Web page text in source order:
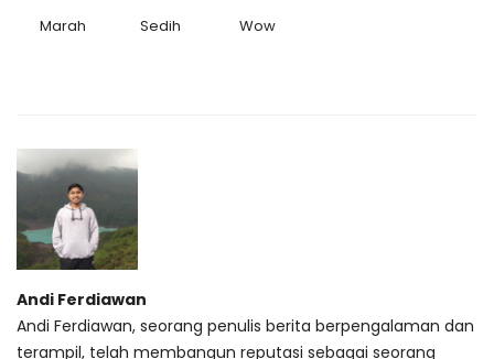
Marah Sedih Wow
Andi Ferdiawan
Andi Ferdiawan, seorang penulis berita berpengalaman dan
terampil, telah membangun reputasi sebagai seorang